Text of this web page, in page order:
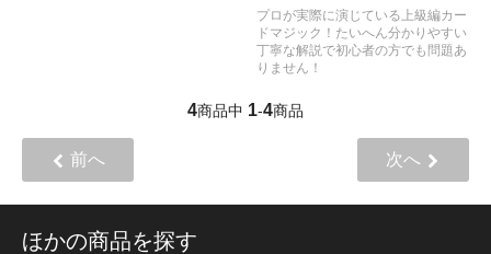
プロが実際に演じている上級編カー
ドマジック！たいへん分かりやすい
丁寧な解説で初心者の方でも問題あ
りません！
4商品中 1-4商品
前へ 次へ
ほかの商品を探す